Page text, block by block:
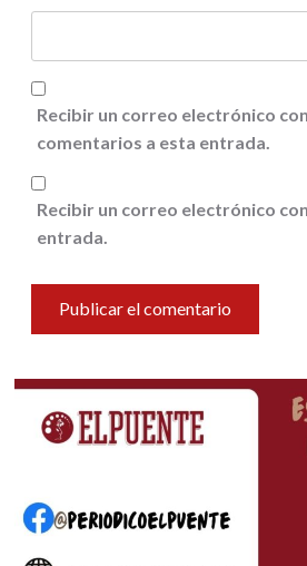
Recibir un correo electrónico
comentarios a esta entrada.
Recibir un correo electrónico
entrada.